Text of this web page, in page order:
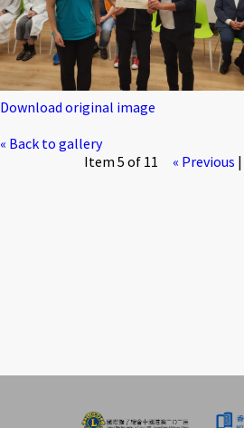
Download original image
« Back to gallery
Item 5 of 11
« Previous |